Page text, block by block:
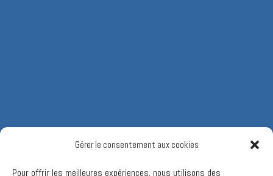
Gérer le consentement aux cookies
Pour offrir les meilleures expériences, nous utilisons des